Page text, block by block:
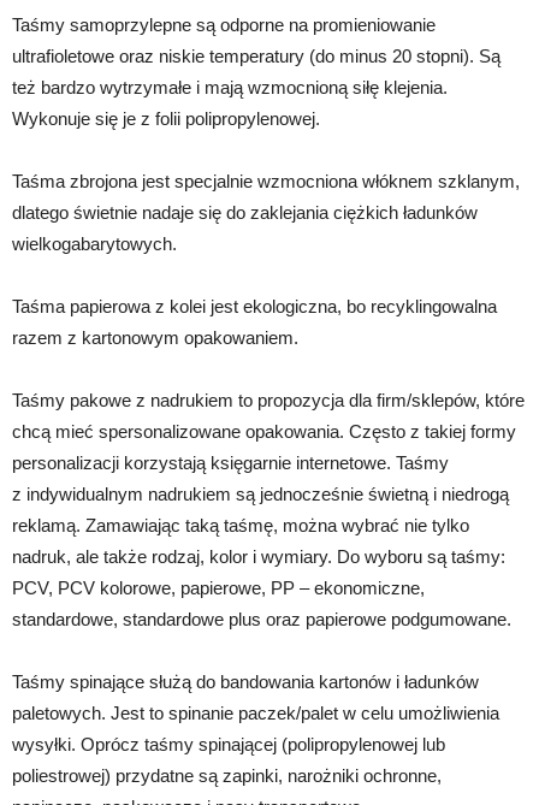
Taśmy samoprzylepne są odporne na promieniowanie
ultrafioletowe oraz niskie temperatury (do minus 20 stopni). Są
też bardzo wytrzymałe i mają wzmocnioną siłę klejenia.
Wykonuje się je z folii polipropylenowej.
Taśma zbrojona jest specjalnie wzmocniona włóknem szklanym,
dlatego świetnie nadaje się do zaklejania ciężkich ładunków
wielkogabarytowych.
Taśma papierowa z kolei jest ekologiczna, bo recyklingowalna
razem z kartonowym opakowaniem.
Taśmy pakowe z nadrukiem to propozycja dla firm/sklepów, które
chcą mieć spersonalizowane opakowania. Często z takiej formy
personalizacji korzystają księgarnie internetowe. Taśmy
z indywidualnym nadrukiem są jednocześnie świetną i niedrogą
reklamą. Zamawiając taką taśmę, można wybrać nie tylko
nadruk, ale także rodzaj, kolor i wymiary. Do wyboru są taśmy:
PCV, PCV kolorowe, papierowe, PP – ekonomiczne,
standardowe, standardowe plus oraz papierowe podgumowane.
Taśmy spinające służą do bandowania kartonów i ładunków
paletowych. Jest to spinanie paczek/palet w celu umożliwienia
wysyłki. Oprócz taśmy spinającej (polipropylenowej lub
poliestrowej) przydatne są zapinki, narożniki ochronne,